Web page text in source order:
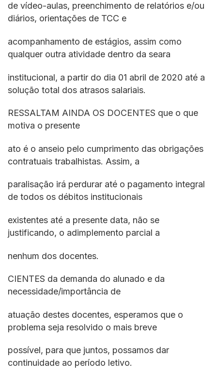
de vídeo-aulas, preenchimento de relatórios e/ou
diários, orientações de TCC e
acompanhamento de estágios, assim como
qualquer outra atividade dentro da seara
institucional, a partir do dia 01 abril de 2020 até a
solução total dos atrasos salariais.
RESSALTAM AINDA OS DOCENTES que o que
motiva o presente
ato é o anseio pelo cumprimento das obrigações
contratuais trabalhistas. Assim, a
paralisação irá perdurar até o pagamento integral
de todos os débitos institucionais
existentes até a presente data, não se
justificando, o adimplemento parcial a
nenhum dos docentes.
CIENTES da demanda do alunado e da
necessidade/importância de
atuação destes docentes, esperamos que o
problema seja resolvido o mais breve
possível, para que juntos, possamos dar
continuidade ao período letivo.